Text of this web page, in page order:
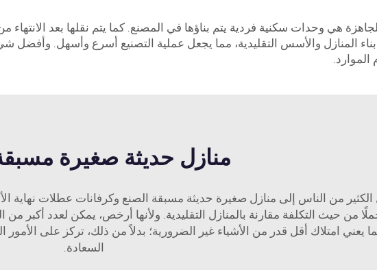
هي وحدات سكنية فردية يتم بناؤها في المصنع. كما يتم نقلها بعد
الموارد.
منازل حديثة صغيرة
الكثير من الناس إلى منازل صغيرة حديثة مسبقة الصنع وكرفانات عطلات
من حيث التكلفة مقارنة بالمنازل التقليدية. ولأنها أرخص، يمكن لعدد أكبر
امتلاك أقل قدر من الأشياء غير الضرورية؛ بدلاً من ذلك، تركز على الأمور
السعادة.